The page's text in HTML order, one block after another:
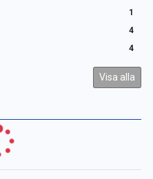
1
4
4
Visa alla